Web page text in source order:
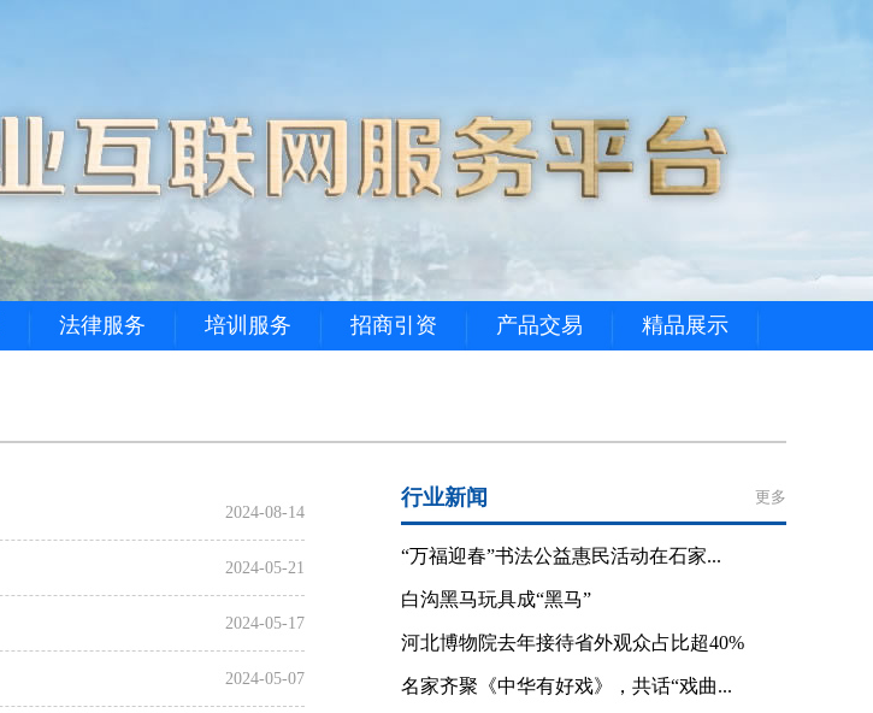
法律服务 培训服务 招商引资 产品交易 精品展示
2024-08-14
2024-05-21
2024-05-17
2024-05-07
行业新闻 更多
“万福迎春”书法公益惠民活动在石家...
白沟黑马玩具成“黑马”
河北博物院去年接待省外观众占比超40%
名家齐聚《中华有好戏》，共话“戏曲...